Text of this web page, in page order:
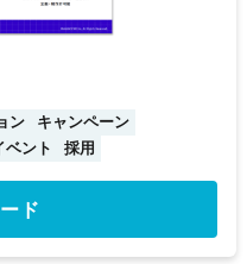
ン
キャンペーン
ベント 採用
ド